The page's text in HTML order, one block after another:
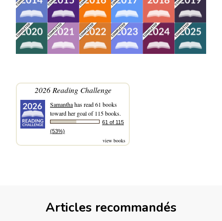
2026 Reading Challenge
Samanthahas read 61 books
toward her goal of 115 books.
61 of 115
(53%)
view books
Articles recommandés